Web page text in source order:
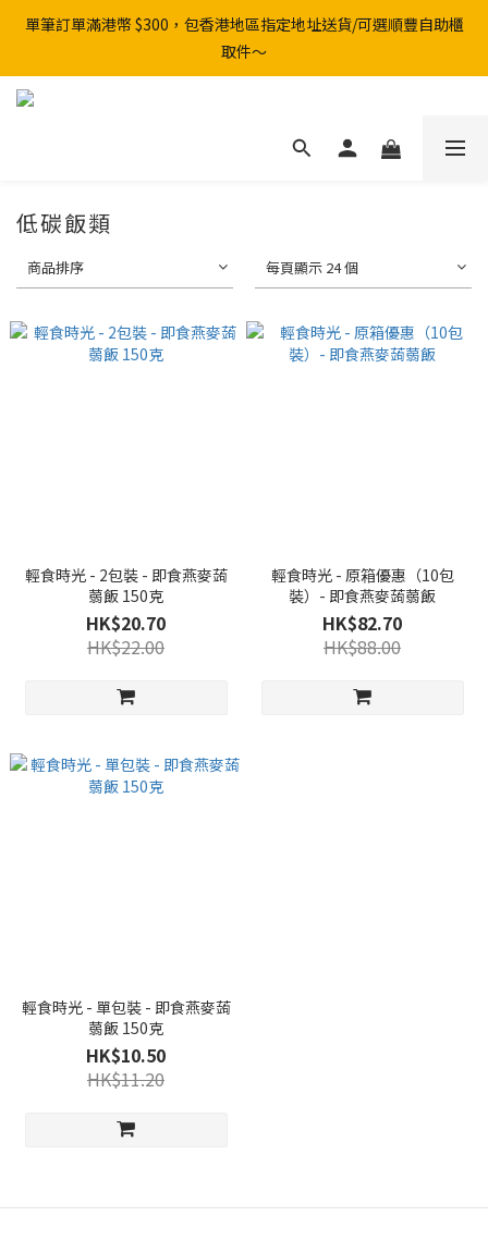
單筆訂單滿港幣 $300，包香港地區指定地址送貨/可選順豐自助櫃
取件～
低碳飯類
商品排序 每頁顯示 24 個
輕食時光 - 2包裝 - 即食燕麥蒟
蒻飯 150克
HK$20.70
HK$22.00
輕食時光 - 原箱優惠（10包
裝）- 即食燕麥蒟蒻飯
HK$82.70
HK$88.00
輕食時光 - 單包裝 - 即食燕麥蒟
蒻飯 150克
HK$10.50
HK$11.20